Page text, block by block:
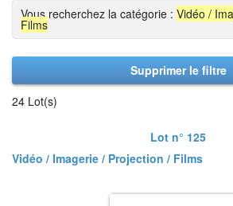
Vous recherchez la catégorie : Vidéo /
Films
Supprimer le filtre
24 Lot(s)
Lot n° 125
Vidéo / Imagerie / Projection / Films